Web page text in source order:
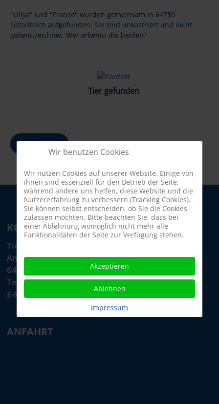
"Liliya" und "Franco" wurden gemeinsam in 64750
Lützelbach aufgefunden. Sie sind unkastriert und nicht
gekennzeichnet. Wer erkennt die beiden?
Tier gefunden
Zurück
KONTAKT
Tiere in Not Odenwald e.V.
Am Morsberg 1
64385 Reichelsheim
Telefon: 06063 / 939 848
E-Mail: tino@tiere-in-not-odenwald.de
ANFAHRT
Wir benutzen Cookies
Wir nutzen Cookies auf unserer Website. Einige von
ihnen sind essenziell für den Betrieb der Seite,
während andere uns helfen, diese Website und die
Nutzererfahrung zu verbessern (Tracking Cookies).
Sie können selbst entscheiden, ob Sie die Cookies
zulassen möchten. Bitte beachten Sie, dass bei
einer Ablehnung womöglich nicht mehr alle
Funktionalitäten der Seite zur Verfügung stehen.
Akzeptieren
Ablehnen
Impressum